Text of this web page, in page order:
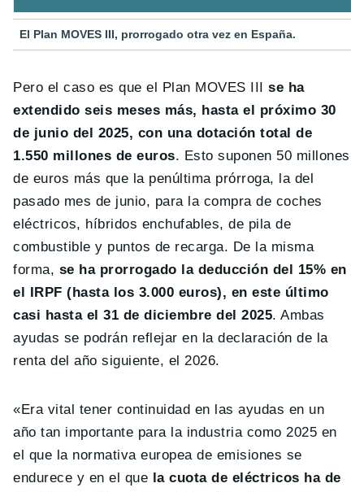
El Plan MOVES III, prorrogado otra vez en España.
Pero el caso es que el Plan MOVES IIIse ha
extendido seis meses más, hasta el próximo 30
de junio del 2025, con una dotación total de
1.550 millones de euros. Esto suponen 50 millones
de euros más que la penúltima prórroga, la del
pasado mes de junio, para la compra de coches
eléctricos, híbridos enchufables, de pila de
combustible y puntos de recarga. De la misma
forma, se ha prorrogado la deducción del 15% en
el IRPF (hasta los 3.000 euros), en este último
casi hasta el 31 de diciembre del 2025. Ambas
ayudas se podrán reflejar en la declaración de la
renta del año siguiente, el 2026.
«Era vital tener continuidad en las ayudas en un
año tan importante para la industria como 2025 en
el que la normativa europea de emisiones se
endurece y en el que la cuota de eléctricos ha de